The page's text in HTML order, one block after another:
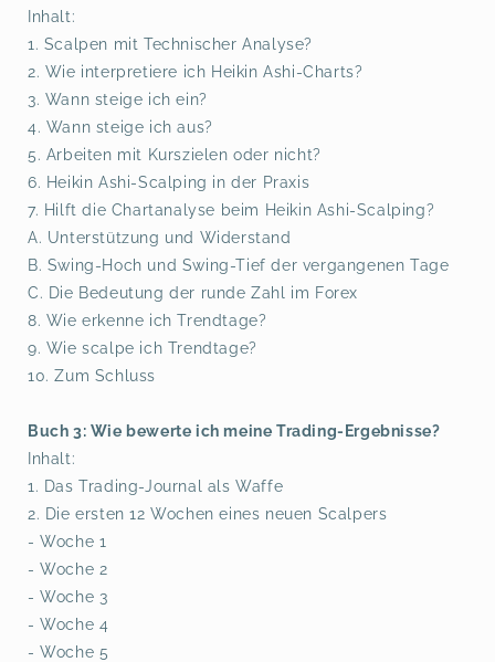
Inhalt:
1. Scalpen mit Technischer Analyse?
2. Wie interpretiere ich Heikin Ashi-Charts?
3. Wann steige ich ein?
4. Wann steige ich aus?
5. Arbeiten mit Kurszielen oder nicht?
6. Heikin Ashi-Scalping in der Praxis
7. Hilft die Chartanalyse beim Heikin Ashi-Scalping?
A. Unterstützung und Widerstand
B. Swing-Hoch und Swing-Tief der vergangenen Tage
C. Die Bedeutung der runde Zahl im Forex
8. Wie erkenne ich Trendtage?
9. Wie scalpe ich Trendtage?
10. Zum Schluss
Buch 3: Wie bewerte ich meine Trading-Ergebnisse?
Inhalt:
1. Das Trading-Journal als Waffe
2. Die ersten 12 Wochen eines neuen Scalpers
- Woche 1
- Woche 2
- Woche 3
- Woche 4
- Woche 5